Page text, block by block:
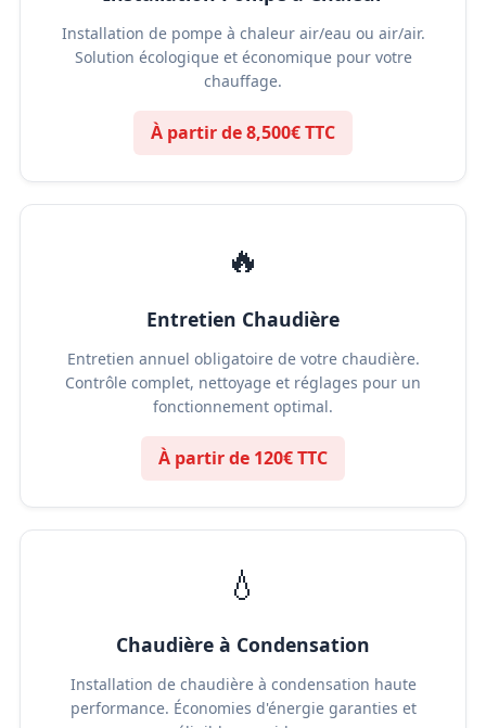
Installation de pompe à chaleur air/eau ou air/air.
Solution écologique et économique pour votre
chauffage.
À partir de 8,500€ TTC
🔥
Entretien Chaudière
Entretien annuel obligatoire de votre chaudière.
Contrôle complet, nettoyage et réglages pour un
fonctionnement optimal.
À partir de 120€ TTC
💧
Chaudière à Condensation
Installation de chaudière à condensation haute
performance. Économies d'énergie garanties et